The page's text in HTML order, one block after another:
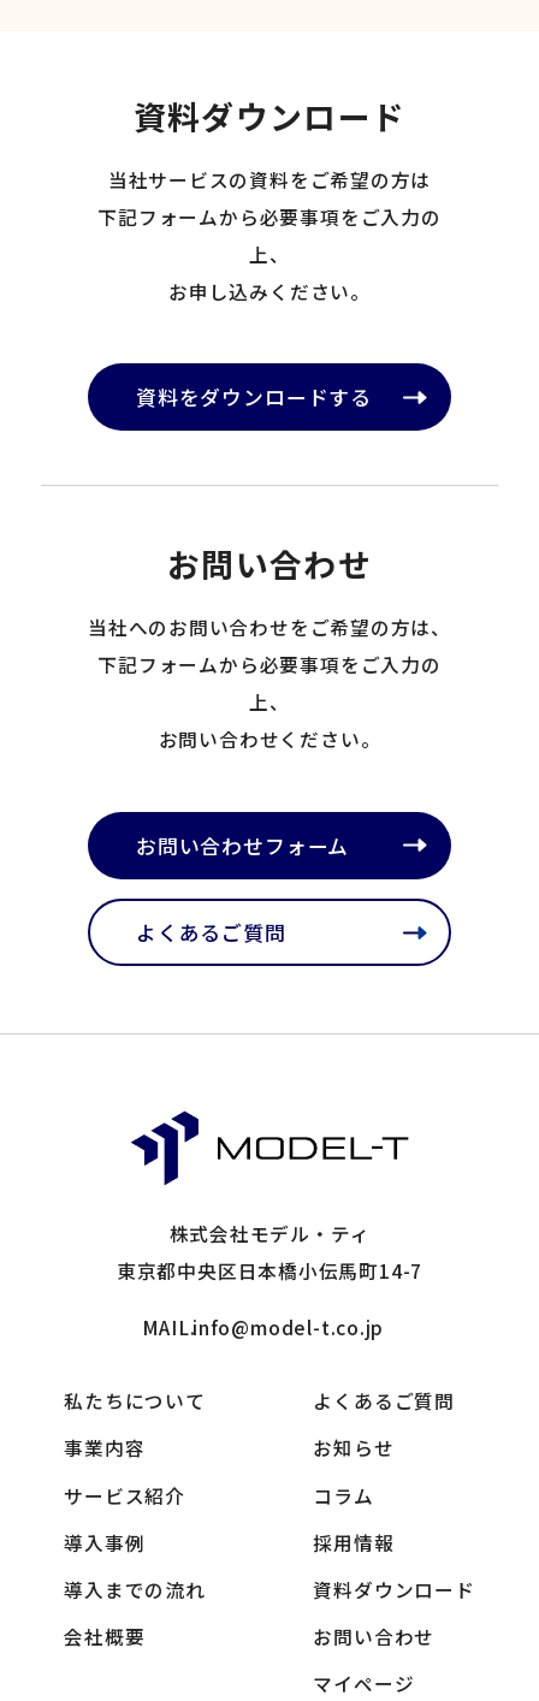
資料ダウンロード
当社サービスの資料をご希望の方は
下記フォームから必要事項をご入力の
上、
お申し込みください。
資料をダウンロードする
お問い合わせ
当社へのお問い合わせをご希望の方は、
下記フォームから必要事項をご入力の
上、
お問い合わせください。
お問い合わせフォーム
よくあるご質問
株式会社モデル・ティ
東京都中央区日本橋小伝馬町14-7
MAIL.info@model-t.co.jp
私たちについて
事業内容
サービス紹介
導入事例
導入までの流れ
会社概要
よくあるご質問
お知らせ
コラム
採用情報
資料ダウンロード
お問い合わせ
マイページ